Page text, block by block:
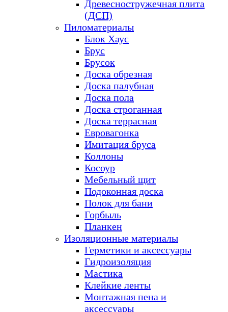
Древесностружечная плита
(ДСП)
Пиломатериалы
Блок Хаус
Брус
Брусок
Доска обрезная
Доска палубная
Доска пола
Доска строганная
Доска террасная
Евровагонка
Имитация бруса
Коллоны
Косоур
Мебельный щит
Подоконная доска
Полок для бани
Горбыль
Планкен
Изоляционные материалы
Герметики и аксессуары
Гидроизоляция
Мастика
Клейкие ленты
Монтажная пена и
аксессуары